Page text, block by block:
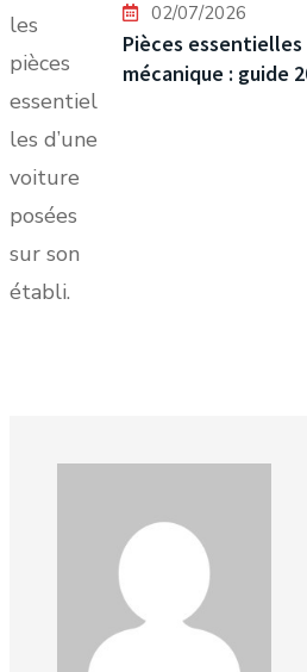
02/07/2026
Pièces
mécanique : guide